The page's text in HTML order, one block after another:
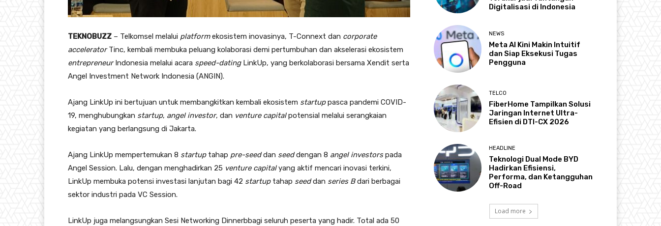
TEKNOBUZZ – Telkomsel melalui platformekosistem inovasinya, T-Connext dan corporate
acceleratorTinc, kembali membuka peluang kolaborasi demi pertumbuhan dan akselerasi ekosistem
entrepreneurIndonesia melalui acara speed-datingLinkUp, yang berkolaborasi bersama Xendit serta
Angel Investment Network Indonesia (ANGIN).
Ajang LinkUp ini bertujuan untuk membangkitkan kembali ekosistem startuppasca pandemi COVID-
19, menghubungkan startup, angel investor, dan venture capitalpotensial melalui serangkaian
kegiatan yang berlangsung di Jakarta.
Ajang LinkUp mempertemukan 8 startuptahap pre-seeddan seeddengan 8 angel investorspada
Angel Session. Lalu, dengan menghadirkan 25 venture capitalyang aktif mencari inovasi terkini,
LinkUp membuka potensi investasi lanjutan bagi 42 startuptahap seeddan series Bdari berbagai
sektor industri pada VC Session.
LinkUp juga melangsungkan Sesi Networking Dinnerbbagi seluruh peserta yang hadir. Total ada 50
Digitalisasi di Indonesia
NEWS
Meta AI Kini Makin Intuitif
dan Siap Eksekusi Tugas
Pengguna
TELCO
FiberHome Tampilkan Solusi
Jaringan Internet Ultra-
Efisien di DTI-CX 2026
HEADLINE
Teknologi Dual Mode BYD
Hadirkan Efisiensi,
Performa, dan Ketangguhan
Off-Road
Load more